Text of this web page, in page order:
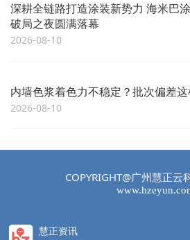
深耕全链路打造涂装新势力 海米巴
破局之夜圆满落幕
2026-08-10
内墙色浆着色力不稳定？批次偏差
2026-08-10
COPYRIGHT@广州慧正云
慧正资讯